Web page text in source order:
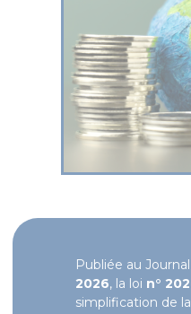
Publiée au
2026, la loi n°
simplification de